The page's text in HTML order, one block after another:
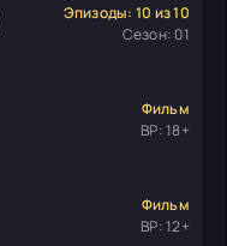
Эпизоды: 10 из 10
Сезон: 01
Фильм
ВР: 18+
Фильм
ВР: 12+